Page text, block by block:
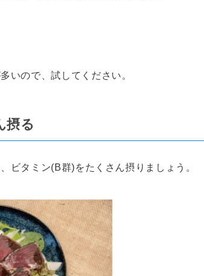
いので、試してください。
摂る
ビタミン(B群)をたくさん摂りましょう。